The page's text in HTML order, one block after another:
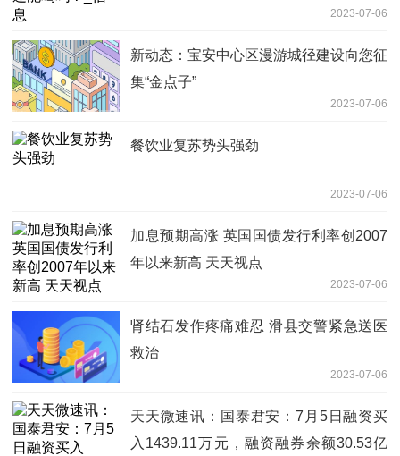
2023-07-06
新动态：宝安中心区漫游城径建设向您征
集“金点子”
2023-07-06
餐饮业复苏势头强劲
2023-07-06
加息预期高涨 英国国债发行利率创2007
年以来新高 天天视点
2023-07-06
肾结石发作疼痛难忍 滑县交警紧急送医
救治
2023-07-06
天天微速讯：国泰君安：7月5日融资买
入1439.11万元，融资融券余额30.53亿